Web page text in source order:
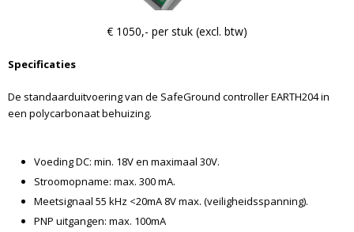
€ 1050,- per stuk (excl. btw)
Specificaties
De standaarduitvoering van de SafeGround controller EARTH204 in
een polycarbonaat behuizing.
Voeding DC: min. 18V en maximaal 30V.
Stroomopname: max. 300 mA.
Meetsignaal 55 kHz <20mA 8V max. (veiligheidsspanning).
PNP uitgangen: max. 100mA